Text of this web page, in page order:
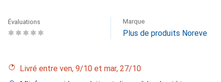
Évaluations Marque
Plus de produits Noreve
Livré entre ven, 9/10 et mar, 27/10